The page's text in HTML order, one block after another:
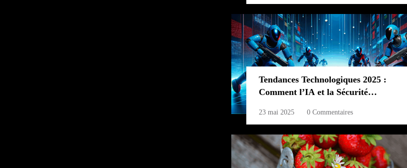
Tendances Technologiques 2025 :
Comment l’IA et la Sécurité
23 mai 2025 0 Commentaires